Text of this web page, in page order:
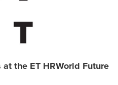
the ET HRWorld Future